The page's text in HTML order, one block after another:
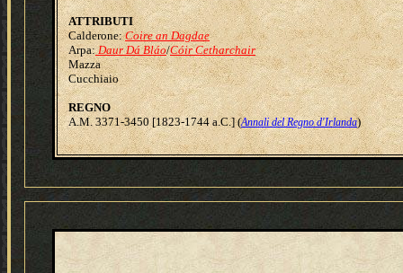
ATTRIBUTI
Calderone:Coire an Dagdae
Arpa: Daur Dá Bláo/Cóir Cetharchair
Mazza
Cucchiaio
REGNO
A.M. 3371-3450 [1823-1744 a.C.] (Annali del Regno d'Irlanda)